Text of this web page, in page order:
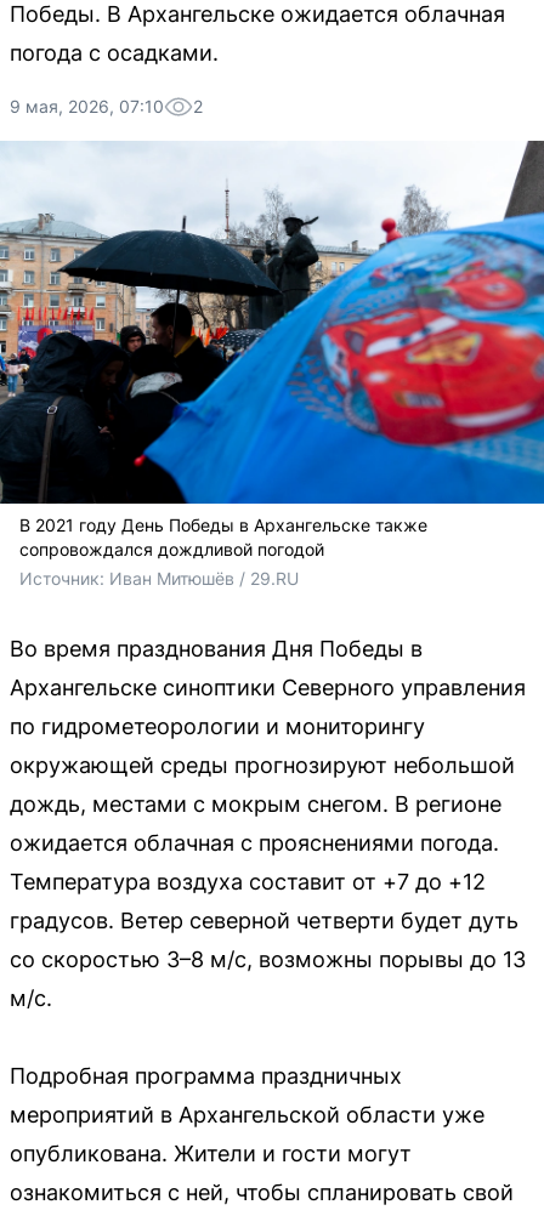
Победы. В Архангельске ожидается облачная
погода с осадками.
9 мая, 2026, 07:10 2
В 2021 году День Победы в Архангельске также
сопровождался дождливой погодой
Источник: Иван Митюшёв / 29.RU
Во время празднования Дня Победы в
Архангельске синоптики Северного управления
по гидрометеорологии и мониторингу
окружающей среды прогнозируют небольшой
дождь, местами с мокрым снегом. В регионе
ожидается облачная с прояснениями погода.
Температура воздуха составит от +7 до +12
градусов. Ветер северной четверти будет дуть
со скоростью 3–8 м/с, возможны порывы до 13
м/с.
Подробная программа праздничных
мероприятий в Архангельской области уже
опубликована. Жители и гости могут
ознакомиться с ней, чтобы спланировать свой